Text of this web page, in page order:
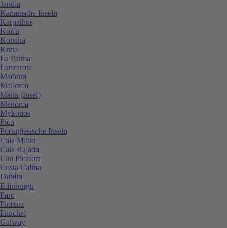
Jandia
Kanarische Inseln
Karpathos
Korfu
Korsika
Kreta
La Palma
Lanzarote
Madeira
Mallorca
Malta (Insel)
Menorca
Mykonos
Pico
Portugiesische Inseln
Cala Millor
Cala Rajada
Can Picafort
Costa Calma
Dublin
Edinburgh
Faro
Florenz
Funchal
Galway